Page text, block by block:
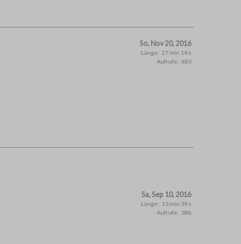
So, Nov 20, 2016
Länge: 27 min 14 s
Aufrufe: 683
Sa, Sep 10, 2016
Länge: 13 min 39 s
Aufrufe: 386